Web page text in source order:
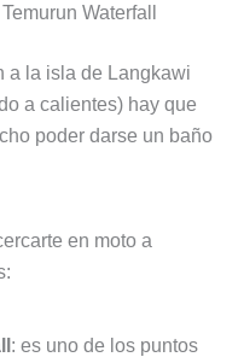
Waterfall
a la isla de Langkawi
a calientes) hay que
poder darse un baño
en moto a
: es uno de los puntos